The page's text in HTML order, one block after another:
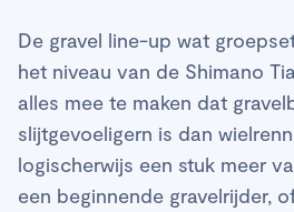
De gravel line-up wat
het niveau van de Shimano
alles mee te maken dat
slijtgevoeligern is dan
logischerwijs een stuk meer
een beginnende gravelrijder,